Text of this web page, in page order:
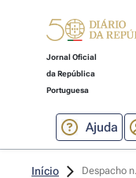
Jornal Oficial
da República
Portuguesa
Ajuda
Início Despacho